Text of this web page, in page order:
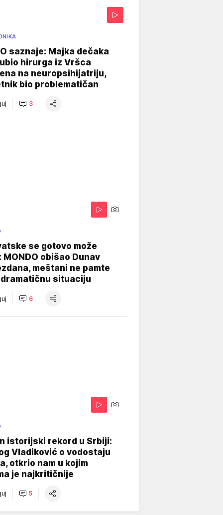
saznaje: Majka dečaka
hirurga iz Vršca
na neuropsihijatriju,
bio problematičan
3
se gotovo može
MONDO obišao Dunav
meštani ne pamte
situaciju
6
istorijski rekord u Srbiji:
Vladiković o vodostaju
otkrio nam u kojim
je najkritičnije
5